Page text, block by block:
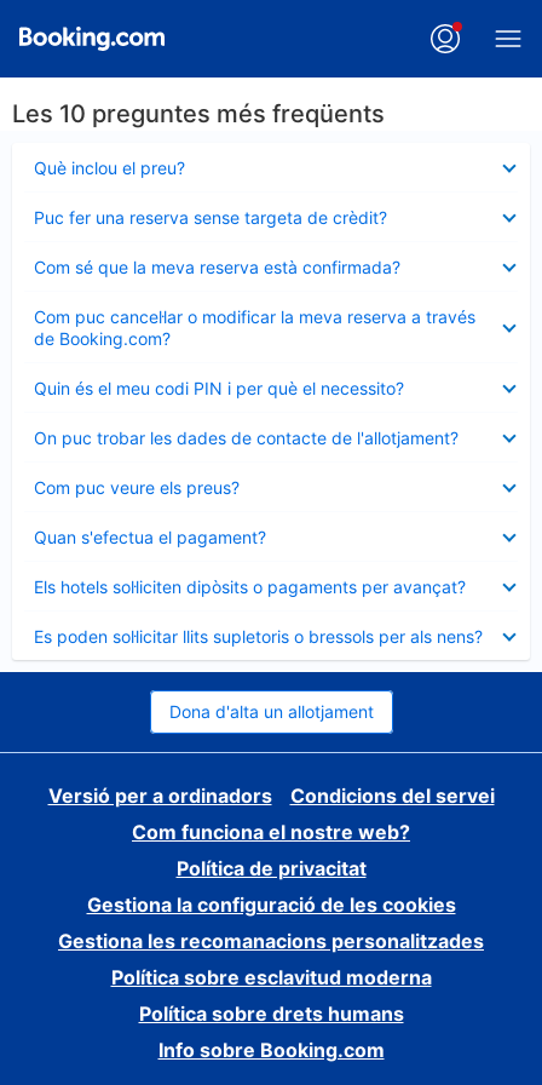
Les 10 preguntes més freqüents
Què inclou el preu?
tancat
Puc fer una reserva sense targeta de crèdit?
tancat
Com sé que la meva reserva està confirmada?
tancat
Com puc cancel·lar o modificar la meva reserva a través
de Booking.com?
tancat
Quin és el meu codi PIN i per què el necessito?
tancat
On puc trobar les dades de contacte de l'allotjament?
tancat
Com puc veure els preus?
tancat
Quan s'efectua el pagament?
tancat
Els hotels sol·liciten dipòsits o pagaments per avançat?
tancat
Es poden sol·licitar llits supletoris o bressols per als nens?
tancat
Dona d'alta un allotjament
Versió per a ordinadors
Condicions del servei
Com funciona el nostre web?
Política de privacitat
Gestiona la configuració de les cookies
Gestiona les recomanacions personalitzades
Política sobre esclavitud moderna
Política sobre drets humans
Info sobre Booking.com